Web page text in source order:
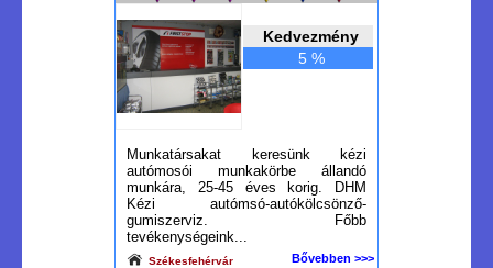
Kedvezmény
5 %
Munkatársakat keresünk kézi
autómosói munkakörbe állandó
munkára, 25-45 éves korig. DHM
Kézi autómsó-autókölcsönző-
gumiszerviz. Főbb
tevékenységeink...
Székesfehérvár Bővebben >>>